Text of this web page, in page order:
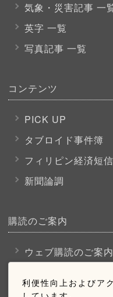
利便性向上およびア
気象・災害記事 一
英字 一覧
写真記事 一覧
コンテンツ
PICK UP
タブロイド事件簿
フィリピン経済短信
新聞論調
購読のご案内
ウェブ購読のご案内
お問い合わせ